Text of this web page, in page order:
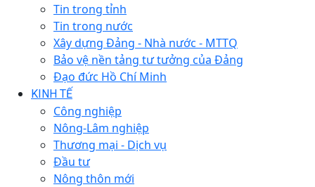
Tin trong tỉnh
Tin trong nước
Xây dựng Đảng - Nhà nước - MTTQ
Bảo vệ nền tảng tư tưởng của Đảng
Đạo đức Hồ Chí Minh
KINH TẾ
Công nghiệp
Nông-Lâm nghiệp
Thương mại - Dịch vụ
Đầu tư
Nông thôn mới